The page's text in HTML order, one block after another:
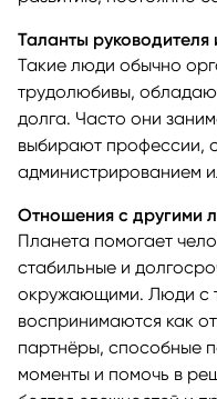
Таланты руководителя
Такие люди обычно
трудолюбивы,
долга. Часто они
выбирают профессии,
администрированием
Отношения с другими
Планета помогает
стабильные и
окружающими. Люди с
воспринимаются как
партнёры, способные
моменты и помочь в